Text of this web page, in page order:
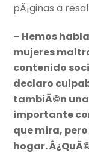
pÃ¡ginas a
– Hemos
mujeres
contenido
declaro
tambiÃ©n
importante
que mira,
hogar.